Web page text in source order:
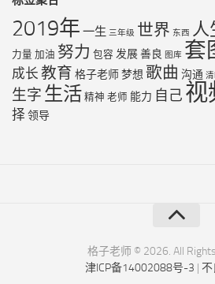
2019年 一生 三年级 世界 东西 人
力量 加油 努力 包容 发展善良 图库 套
成长 教育 格子老师梦想 歌曲 沟通
生字 生活 精神 老师 能力 自己 视
择 领导
格子老师 © 2026. All
津ICP备14002088号-3 |